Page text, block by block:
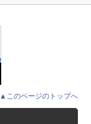
▲このページのトップへ